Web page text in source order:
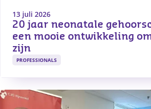
13 juli 2026
20 jaar neonatale
een mooie ontwikkeling
zijn
PROFESSIONALS